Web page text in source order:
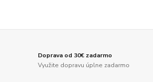
Doprava od 30€ zadarmo
Využite dopravu úplne zadarmo